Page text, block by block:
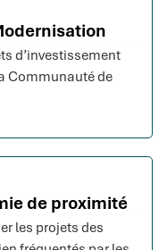
d’investissement
Communauté de
de proximité
les projets des